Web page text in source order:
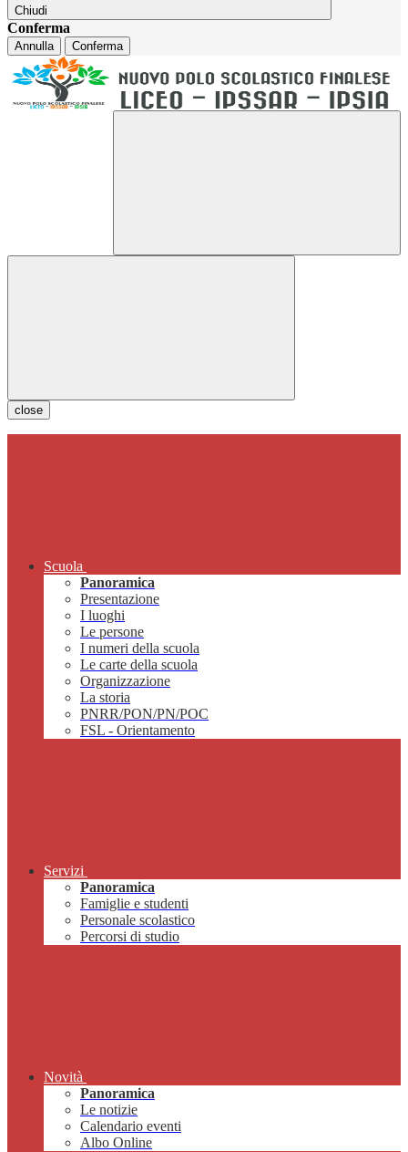
Chiudi
Conferma
Annulla Conferma
close
Scuola
Panoramica
Presentazione
I luoghi
Le persone
I numeri della scuola
Le carte della scuola
Organizzazione
La storia
PNRR/PON/PN/POC
FSL - Orientamento
Servizi
Panoramica
Famiglie e studenti
Personale scolastico
Percorsi di studio
Novità
Panoramica
Le notizie
Calendario eventi
Albo Online